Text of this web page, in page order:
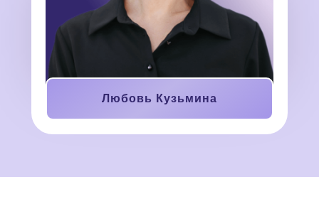
Любовь Кузьмина